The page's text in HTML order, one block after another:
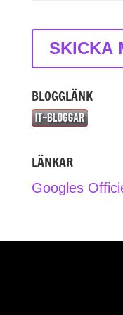
BLOGGLÄNK
LÄNKAR
Googles